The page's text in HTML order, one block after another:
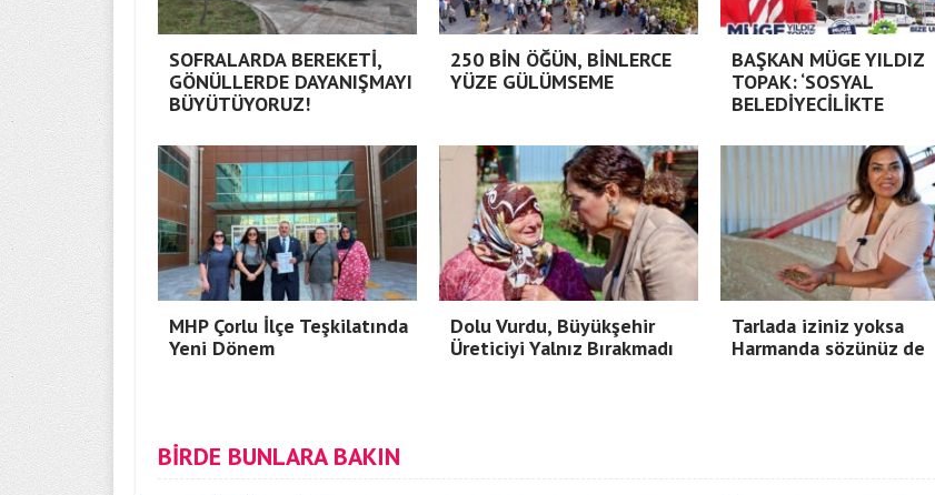
SOFRALARDA BEREKETİ,
GÖNÜLLERDE DAYANIŞMAYI
BÜYÜTÜYORUZ!
250 BİN ÖĞÜN, BİNLERCE
YÜZE GÜLÜMSEME
BAŞKAN MÜGE YILDIZ
TOPAK: ‘SOSYAL
BELEDİYECİLİKTE
MHP Çorlu İlçe Teşkilatında
Yeni Dönem
Dolu Vurdu, Büyükşehir
Üreticiyi Yalnız Bırakmadı
Tarlada iziniz yoksa
Harmanda sözünüz de
BİRDE BUNLARA BAKIN